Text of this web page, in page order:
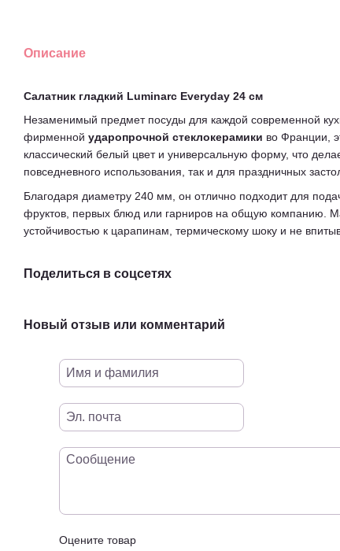
Описание
Салатник гладкий Luminarc Everyday 24 см
Незаменимый предмет посуды для каждой современной
фирменной ударопрочной стеклокерамики во Франции,
классический белый цвет и универсальную форму, что
повседневного использования, так и для праздничных
Благодаря диаметру 240 мм, он отлично подходит для
фруктов, первых блюд или гарниров на общую компанию.
устойчивостью к царапинам, термическому шоку и не
Поделиться в соцсетях
Новый отзыв или комментарий
Оцените товар